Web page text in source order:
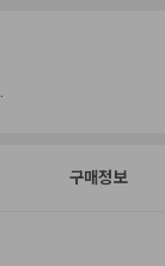
구매정보